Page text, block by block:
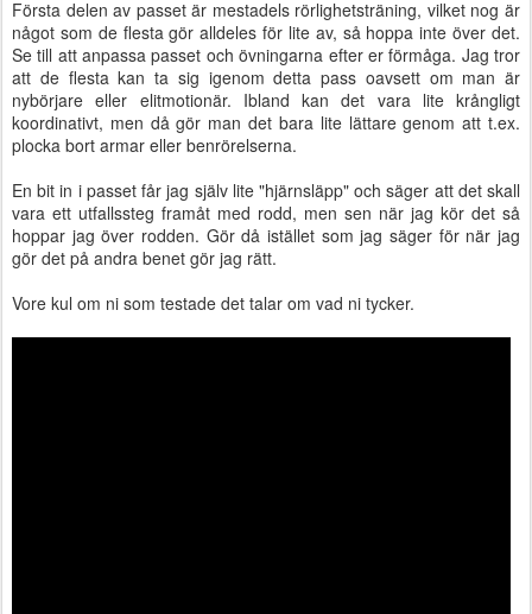
Första delen av passet är mestadels rörlighetsträning, vilket nog är
något som de flesta gör alldeles för lite av, så hoppa inte över det.
Se till att anpassa passet och övningarna efter er förmåga. Jag tror
att de flesta kan ta sig igenom detta pass oavsett om man är
nybörjare eller elitmotionär. Ibland kan det vara lite krångligt
koordinativt, men då gör man det bara lite lättare genom att t.ex.
plocka bort armar eller benrörelserna.
En bit in i passet får jag själv lite "hjärnsläpp" och säger att det skall
vara ett utfallssteg framåt med rodd, men sen när jag kör det så
hoppar jag över rodden. Gör då istället som jag säger för när jag
gör det på andra benet gör jag rätt.
Vore kul om ni som testade det talar om vad ni tycker.